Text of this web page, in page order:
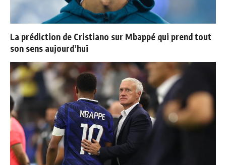
La prédiction de Cristiano sur Mbappé qui prend tout
son sens aujourd’hui